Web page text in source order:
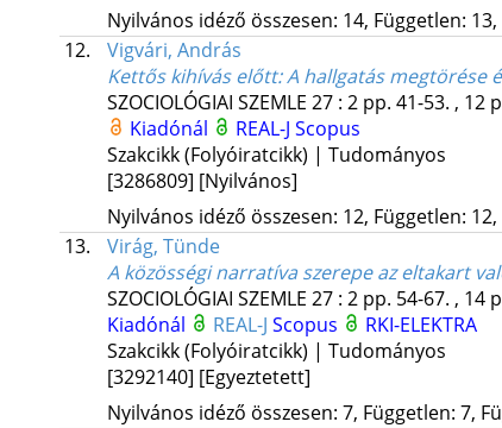
Nyilvános idéző összesen: 14, Független:
12.
Vigvári, András
Kettős kihívás előtt: A hallgatás megtörése
SZOCIOLÓGIAI SZEMLE 27: 2 pp. 41-53. , 12
Kiadónál
REAL-J Scopus
Szakcikk (Folyóiratcikk) | Tudományos
[3286809] [Nyilvános]
Nyilvános idéző összesen: 12, Független:
13.
Virág, Tünde
A közösségi narratíva szerepe az eltakart
SZOCIOLÓGIAI SZEMLE 27: 2 pp. 54-67. , 14
Kiadónál
REAL-J Scopus
RKI-ELEKTRA
Szakcikk (Folyóiratcikk) | Tudományos
[3292140] [Egyeztetett]
Nyilvános idéző összesen: 7, Független: 7,